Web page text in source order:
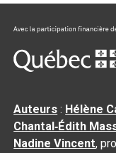
Auteurs : Hélène
Chantal‑Édith
Nadine Vincent,